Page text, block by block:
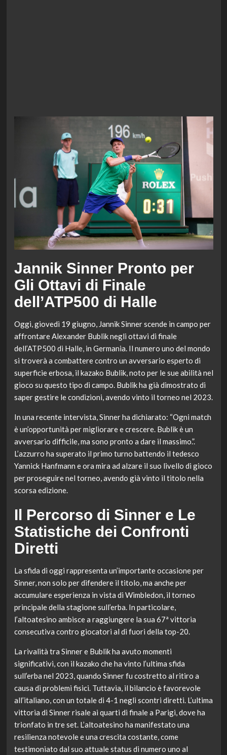
Jannik Sinner Pronto per
Gli Ottavi di Finale
dell’ATP500 di Halle
Oggi, giovedì 19 giugno, Jannik Sinner scende in campo per
affrontare Alexander Bublik negli ottavi di finale
dell’ATP500 di Halle, in Germania. Il numero uno del mondo
si troverà a combattere contro un avversario esperto di
superficie erbosa, il kazako Bublik, noto per le sue abilità nel
gioco su questo tipo di campo. Bublik ha già dimostrato di
saper gestire le condizioni, avendo vinto il torneo nel 2023.
In una recente intervista, Sinner ha dichiarato: “Ogni match
è un’opportunità per migliorare e crescere. Bublik è un
avversario difficile, ma sono pronto a dare il massimo.”.
L’azzurro ha superato il primo turno battendo il tedesco
Yannick Hanfmann e ora mira ad alzare il suo livello di gioco
per proseguire nel torneo, avendo già vinto il titolo nella
scorsa edizione.
Il Percorso di Sinner e Le
Statistiche dei Confronti
Diretti
La sfida di oggi rappresenta un’importante occasione per
Sinner, non solo per difendere il titolo, ma anche per
accumulare esperienza in vista di Wimbledon, il torneo
principale della stagione sull’erba. In particolare,
l’altoatesino ambisce a raggiungere la sua 67ª vittoria
consecutiva contro giocatori al di fuori della top-20.
La rivalità tra Sinner e Bublik ha avuto momenti
significativi, con il kazako che ha vinto l’ultima sfida
sull’erba nel 2023, quando Sinner fu costretto al ritiro a
causa di problemi fisici. Tuttavia, il bilancio è favorevole
all’italiano, con un totale di 4-1 negli scontri diretti. L’ultima
vittoria di Sinner risale ai quarti di finale a Parigi, dove ha
trionfato in tre set. L’altoatesino ha manifestato una
resilienza notevole e una crescita costante, come
testimoniato dal suo attuale status di numero uno al